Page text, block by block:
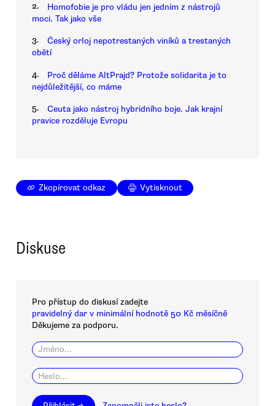
2.
Homofobie je pro vládu jen jedním z nástrojů
moci. Tak jako vše
3.
Český orloj nepotrestaných viníků a trestaných
obětí
4.
Proč děláme AltPrajd? Protože solidarita je to
nejdůležitější, co máme
5.
Ceuta jako nástroj hybridního boje. Jak krajní
pravice rozděluje Evropu
Zkopírovat odkaz Vytisknout
Diskuse
Pro přístup do diskusí zadejte
pravidelný dar v minimální hodnotě 50 Kč měsíčně
Děkujeme za podporu.